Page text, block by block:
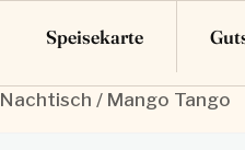
Speisekarte
Nachtisch / Mango Tango